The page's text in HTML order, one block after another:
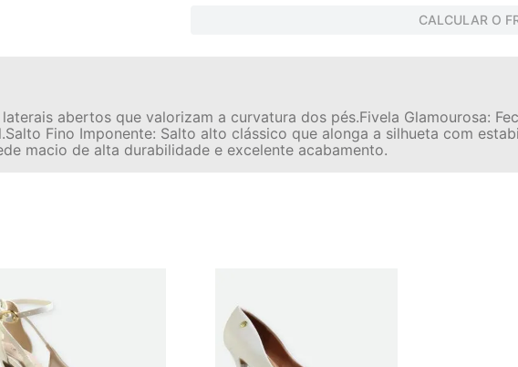
CALCULAR O
abertos que valorizam a curvatura dos pés.Fivela Glamourosa:
Fino Imponente: Salto alto clássico que alonga a silhueta com
macio de alta durabilidade e excelente acabamento.